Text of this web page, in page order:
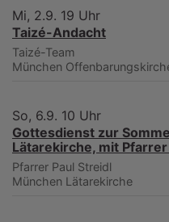
Mi, 2.9. 19 Uhr
Taizé-Andacht
Taizé-Team
München
So, 6.9. 10 Uhr
Gottesdienst zur
Lätarekirche, mit
Pfarrer Paul Streidl
München Lätarekirche